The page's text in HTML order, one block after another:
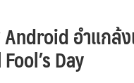
อำแกล้ง
Day